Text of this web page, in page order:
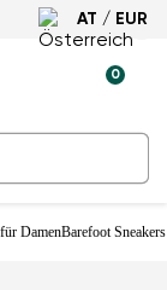
AT / EUR
0
DamenBarefoot